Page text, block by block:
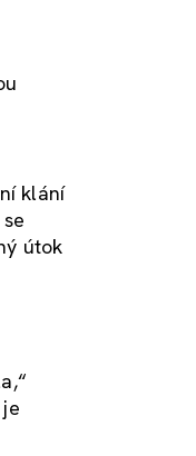
klání
útok